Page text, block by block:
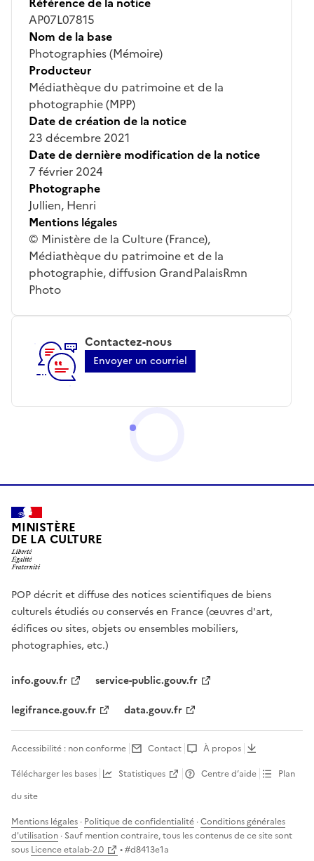
AP07L07815
Nom de la base
Photographies (Mémoire)
Producteur
Médiathèque du patrimoine et de la
photographie (MPP)
Date de création de la notice
23 décembre 2021
Date de dernière modification de la notice
7 février 2024
Photographe
Jullien, Henri
Mentions légales
© Ministère de la Culture (France),
Médiathèque du patrimoine et de la
photographie, diffusion GrandPalaisRmn
Photo
Contactez-nous
Envoyer un courriel
MINISTÈRE
DE LA CULTURE
POP décrit et diffuse des notices scientifiques de biens
culturels étudiés ou conservés en France (œuvres d'art,
édifices ou sites, objets ou ensembles mobiliers,
photographies, etc.)
info.gouv.fr
service-public.gouv.fr
legifrance.gouv.fr
data.gouv.fr
Accessibilité : non conforme Contact
À propos
Télécharger les bases
Statistiques Centre d’aide
Plan
du site
Mentions légales · Politique de confidentialité ·Conditions générales
d'utilisation · Sauf mention contraire, tous les contenus de ce site sont
sous Licence etalab-2.0 • #d8413e1a